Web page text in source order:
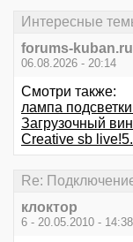
Интересные
forums-kuban.ru
06.08.2026 - 20:14
Смотри также:
лампа
Загрузочный
Creative sb
Re:
клоктор
6 - 20.05.2010 - 14:38